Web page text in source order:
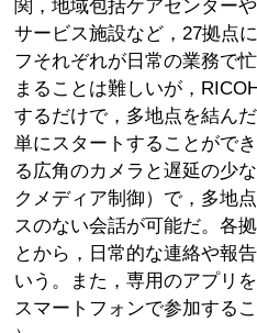
関，地域包括ケアセンター
サービス施設など，27拠点
フそれぞれが日常の業務で
まることは難しいが，
するだけで，多地点を結ん
単にスタートすることがで
る広角のカメラと遅延の少
クメディア制御）で，多地
スのない会話が可能だ。各
とから，日常的な連絡や報
いう。また，専用のアプリ
スマートフォンで参加する